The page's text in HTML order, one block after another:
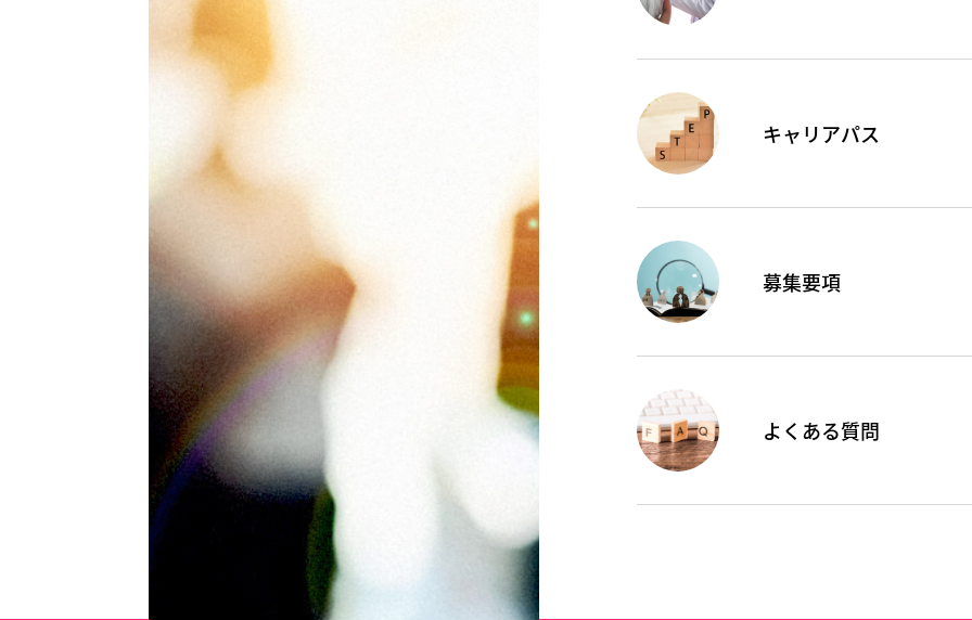
キャリアパス
募集要項
よくある質問